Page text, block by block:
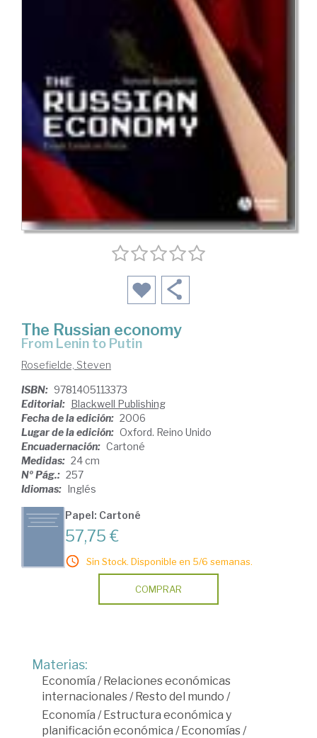
The Russian economy
from Lenin to Putin
Rosefielde, Steven
ISBN: 9781405113373
Editorial: Blackwell Publishing
Fecha de la edición: 2006
Lugar de la edición: Oxford. Reino Unido
Encuadernación: Cartoné
Medidas: 24 cm
Nº Pág.: 257
Idiomas: Inglés
Papel: Cartoné
57,75 €
Sin Stock. Disponible en 5/6 semanas.
COMPRAR
Materias:
Economía /Relaciones económicas
internacionales/Resto del mundo /
Economía /Estructura económica y
planificación económica /Economías/